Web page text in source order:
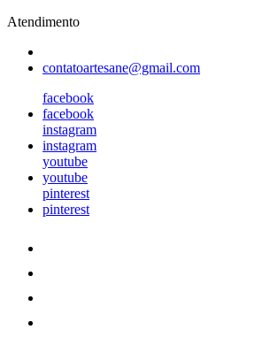
Atendimento
contatoartesane@gmail.com
facebook
facebook
instagram
instagram
youtube
youtube
pinterest
pinterest